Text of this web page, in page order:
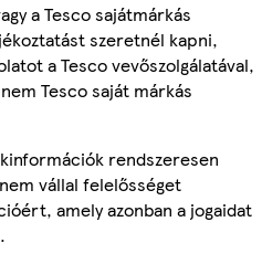
a Tesco sajátmárkás
szeretnél kapni,
a Tesco vevőszolgálatával,
Tesco saját márkás
rendszeresen
vállal felelősséget
amely azonban a jogaidat